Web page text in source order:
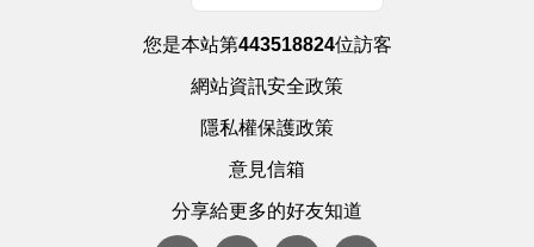
您是本站第443518824位訪客
網站資訊安全政策
隱私權保護政策
意見信箱
分享給更多的好友知道